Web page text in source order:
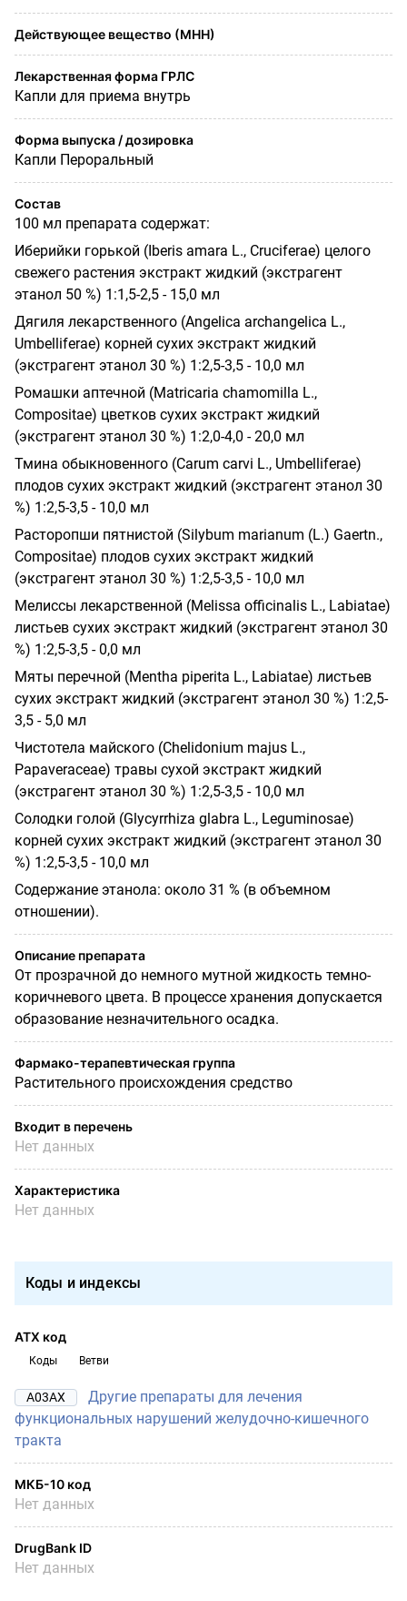
Действующее вещество (МНН)
Лекарственная форма ГРЛС
Капли для приема внутрь
Форма выпуска / дозировка
Капли Пероральный
Состав
100 мл препарата содержат:
Иберийки горькой (Iberis amara L., Cruciferae) целого
свежего растения экстракт жидкий (экстрагент
этанол 50 %) 1:1,5-2,5 - 15,0 мл
Дягиля лекарственного (Angelica archangelica L.,
Umbelliferae) корней сухих экстракт жидкий
(экстрагент этанол 30 %) 1:2,5-3,5 - 10,0 мл
Ромашки аптечной (Matricaria chamomilla L.,
Compositae) цветков сухих экстракт жидкий
(экстрагент этанол 30 %) 1:2,0-4,0 - 20,0 мл
Тмина обыкновенного (Carum carvi L., Umbelliferae)
плодов сухих экстракт жидкий (экстрагент этанол 30
%) 1:2,5-3,5 - 10,0 мл
Расторопши пятнистой (Silybum marianum (L.) Gaertn.,
Compositae) плодов сухих экстракт жидкий
(экстрагент этанол 30 %) 1:2,5-3,5 - 10,0 мл
Мелиссы лекарственной (Melissa officinalis L., Labiatae)
листьев сухих экстракт жидкий (экстрагент этанол 30
%) 1:2,5-3,5 - 0,0 мл
Мяты перечной (Mentha piperita L., Labiatae) листьев
сухих экстракт жидкий (экстрагент этанол 30 %) 1:2,5-
3,5 - 5,0 мл
Чистотела майского (Chelidonium majus L.,
Papaveraceae) травы сухой экстракт жидкий
(экстрагент этанол 30 %) 1:2,5-3,5 - 10,0 мл
Солодки голой (Glycyrrhiza glabra L., Leguminosae)
корней сухих экстракт жидкий (экстрагент этанол 30
%) 1:2,5-3,5 - 10,0 мл
Содержание этанола: около 31 % (в объемном
отношении).
Описание препарата
От прозрачной до немного мутной жидкость темно-
коричневого цвета. В процессе хранения допускается
образование незначительного осадка.
Фармако-терапевтическая группа
Растительного происхождения средство
Входит в перечень
Нет данных
Характеристика
Нет данных
Коды и индексы
АТХ код
Коды Ветви
A03AX
Другие препараты для лечения
функциональных нарушений желудочно-кишечного
тракта
МКБ-10 код
Нет данных
DrugBank ID
Нет данных